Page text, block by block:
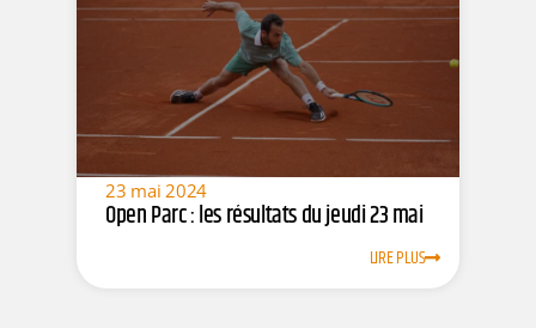
23 mai 2024
Open Parc : les résultats du jeudi 23 mai
LIRE PLUS